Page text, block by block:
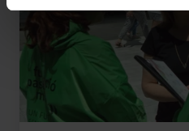
a
día
en
Fundación
para